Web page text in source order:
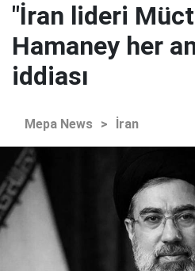
"İran lideri
Hamaney her
iddiası
Mepa News > İran